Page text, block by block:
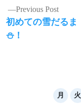
投
稿
ナ
Previous Post
Previous
post:
初めての雪だるま
⛄️！
月 火